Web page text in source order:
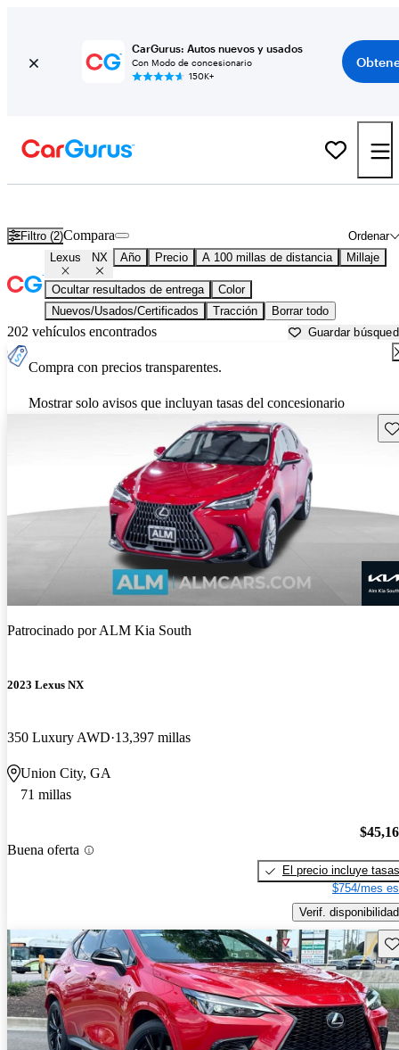
CarGurus: Autos nuevos y usados
Con Modo de concesionario
150K+
Filtro (2) Ordenar
Compara
Lexus NX Año Precio A 100 millas de distancia Millaje
Ocultar resultados de entrega
Color
Nuevos/Usados/Certificados
Tracción Borrar todo
202 vehículos encontrados Guardar
Compra con precios transparentes.
Mostrar solo avisos que incluyan tasas del concesionario
Patrocinado porALM Kia South
2023 Lexus NX
350 Luxury AWD 13,397 millas
Union City, GA
71 millas
Buena oferta
El precio incluye tasas
$754/mes
Verif. disponibilidad